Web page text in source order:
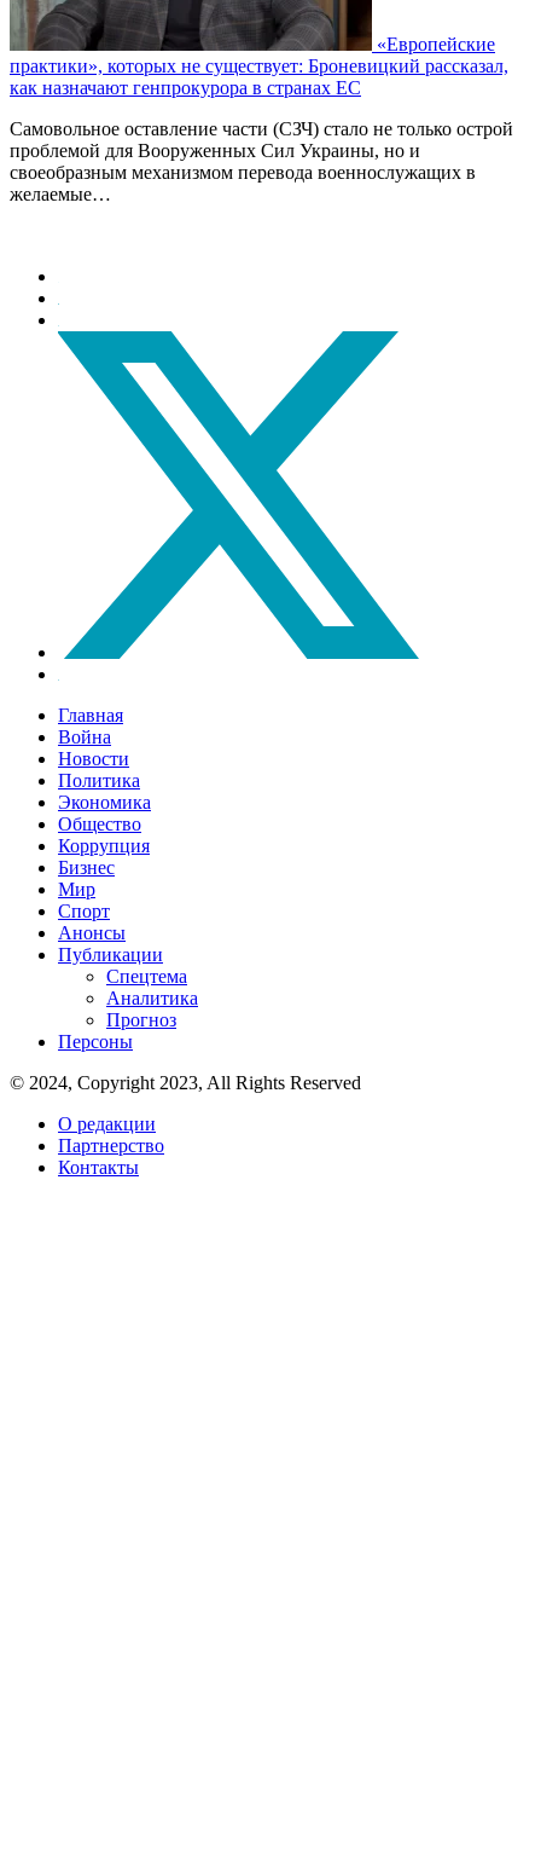
«Европейские
практики», которых не существует: Броневицкий рассказал,
как назначают генпрокурора в странах ЕС
Самовольное оставление части (СЗЧ) стало не только острой
проблемой для Вооруженных Сил Украины, но и
своеобразным механизмом перевода военнослужащих в
желаемые…
Главная
Война
Новости
Политика
Экономика
Общество
Коррупция
Бизнес
Мир
Спорт
Анонсы
Публикации
Спецтема
Аналитика
Прогноз
Персоны
© 2024, Copyright 2023, All Rights Reserved
О редакции
Партнерство
Контакты